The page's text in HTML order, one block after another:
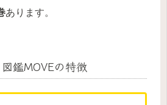
あります。
鑑MOVEの特徴